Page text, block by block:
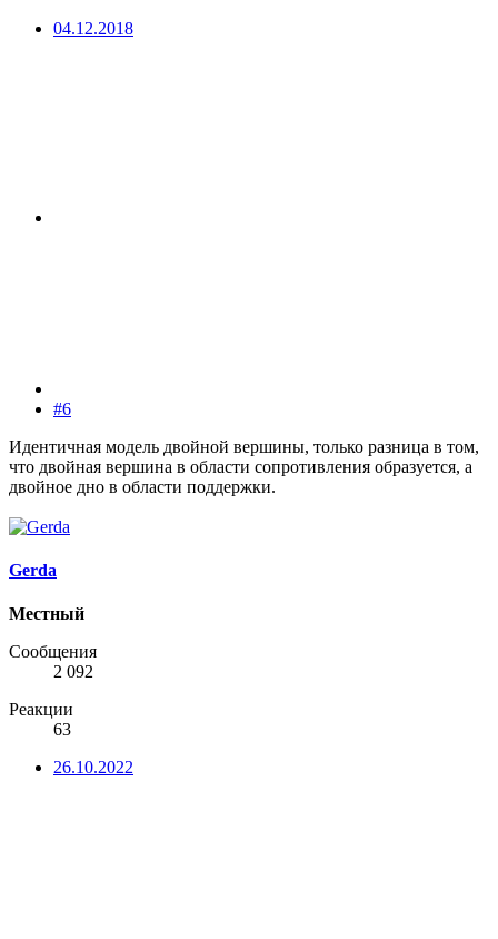
04.12.2018
#6
Идентичная модель двойной вершины, только разница в том,
что двойная вершина в области сопротивления образуется, а
двойное дно в области поддержки.
Gerda
Местный
Сообщения
2 092
Реакции
63
26.10.2022